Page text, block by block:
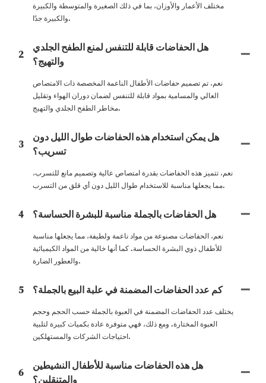
مختلف الأعمار والأوزان، بما في ذلك الصغيرة والمتوسطة والكبيرة
والكبيرة جدًا.
2
هل الحفاضات قابلة للتنفس لمنع الطفح الجلدي
والتهيج؟
نعم، تم تصميم حفاضات الأطفال الناعمة المخصصة ذات الامتصاص
العالي والمسامية بمواد قابلة للتنفس لضمان دوران الهواء وتقليل
مخاطر الطفح الجلدي والتهيج.
3
هل يمكن استخدام هذه الحفاضات طوال الليل دون
تسريب؟
نعم، تتميز هذه الحفاضات بقدرة امتصاص عالية وتصميم مانع للتسرب،
مما يجعلها مناسبة للاستخدام طوال الليل دون أي قلق من التسرب.
4 هل الحفاضات بالجملة مناسبة للبشرة الحساسة؟
نعم، الحفاضات مصنوعة من مواد ناعمة ولطيفة، مما يجعلها مناسبة
للأطفال ذوي البشرة الحساسة. كما أنها خالية من المواد الكيميائية
والعطور الضارة.
5 كم عدد الحفاضات المضمنة في علبة البيع بالجملة؟
يختلف عدد الحفاضات المضمنة في العبوة بالجملة حسب الحجم وحجم
العبوة المختارة. ومع ذلك، فهي متوفرة عادة بكميات كبيرة لتلبية
احتياجات الشركات والمستهلكين.
6
هل هذه الحفاضات مناسبة للأطفال النشيطين
والمتنقلين؟